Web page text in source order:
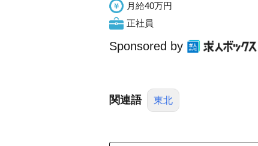
月給40万円
正社員
Sponsored by
関連語 東北